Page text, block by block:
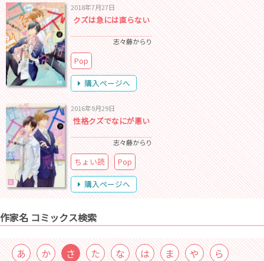
2018年7月27日
クズは急には直らない
志々藤からり
Pop
購入ページへ
2016年9月29日
性格クズでなにが悪い
志々藤からり
ちょい読
Pop
購入ページへ
作家名 コミックス検索
あ か さ た な は ま や
ら